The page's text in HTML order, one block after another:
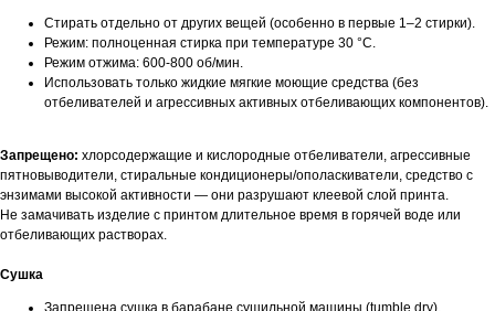
Стирать отдельно от других вещей (особенно в первые 1–2 стирки).
Режим: полноценная стирка при температуре 30 °C.
Режим отжима: 600-800 об/мин.
Использовать только жидкие мягкие моющие средства (без
отбеливателей и агрессивных активных отбеливающих компонентов).
Запрещено: хлорсодержащие и кислородные отбеливатели, агрессивные
пятновыводители, стиральные кондиционеры/ополаскиватели, средство с
энзимами высокой активности — они разрушают клеевой слой принта.
Не замачивать изделие с принтом длительное время в горячей воде или
отбеливающих растворах.
Сушка